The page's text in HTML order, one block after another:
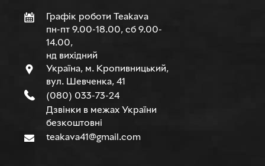
Графік роботи Teakava
пн-пт 9.00-18.00, сб 9.00-
14.00,
нд вихідний
Україна, м. Кропивницький,
вул. Шевченка, 41
(080) 033-73-24
Дзвінки в межах України
безкоштовні
teakava41@gmail.com